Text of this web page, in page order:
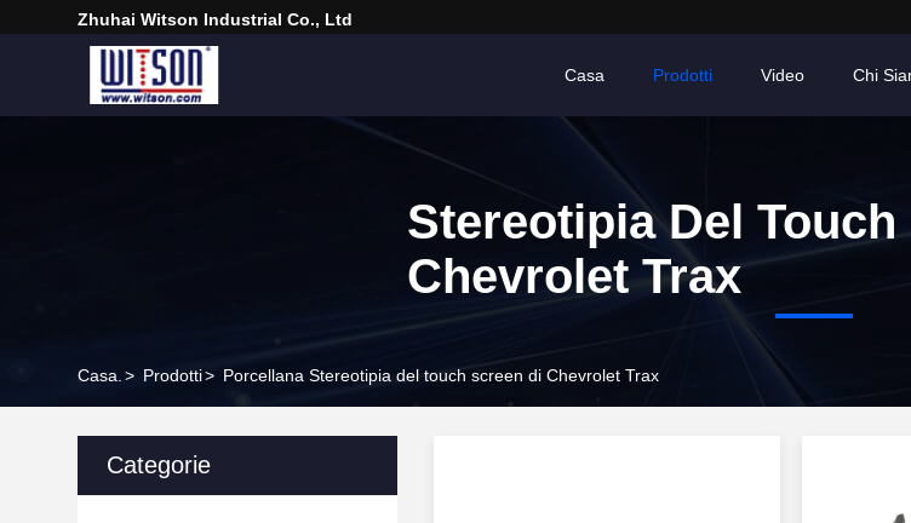
Zhuhai Witson Industrial Co., Ltd
Casa Prodotti Video Chi
Stereotipia Del Touch
Chevrolet Trax
Casa. > Prodotti> Porcellana Stereotipia del touch screen di Chevrolet Trax
Categorie